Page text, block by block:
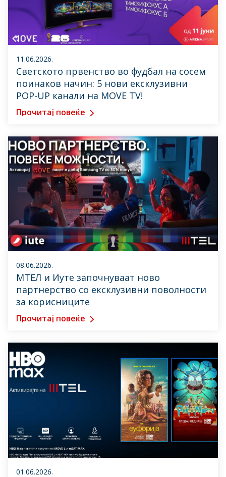
11.06.2026.
Светското првенство во фудбал на сосем
поинаков начин: 5 нови ексклузивни
POP-UP канали на MOVE TV!
Прочитај повеќе
08.06.2026.
МТЕЛ и Иуте започнуваат ново
партнерство со ексклузивни поволности
за корисниците
Прочитај повеќе
01.06.2026.